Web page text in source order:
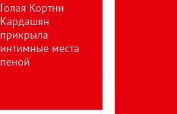
Голая Кортни
Кардашян
прикрыла
интимные места
пеной